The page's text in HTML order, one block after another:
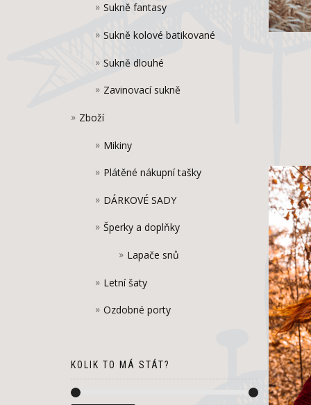
Sukně fantasy
Sukně kolové batikované
Sukně dlouhé
Zavinovací sukně
Zboží
Mikiny
Plátěné nákupní tašky
DÁRKOVÉ SADY
Šperky a doplňky
Lapače snů
Letní šaty
Ozdobné porty
KOLIK TO MÁ STÁT?